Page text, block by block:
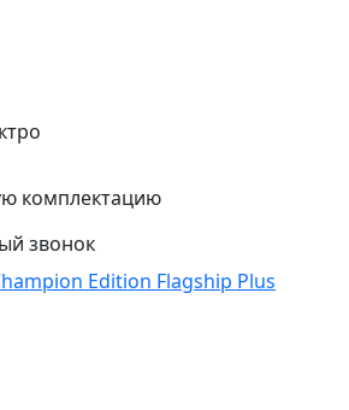
комплектацию
звонок
Edition Flagship Plus